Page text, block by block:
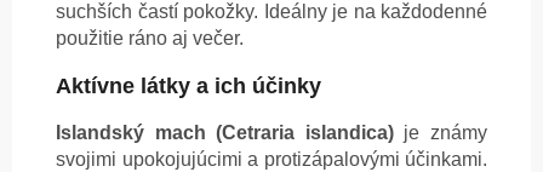
suchších častí pokožky. Ideálny je na každodenné
použitie ráno aj večer.
Aktívne látky a ich účinky
Islandský mach (Cetraria islandica)je známy
svojimi upokojujúcimi a protizápalovými účinkami.